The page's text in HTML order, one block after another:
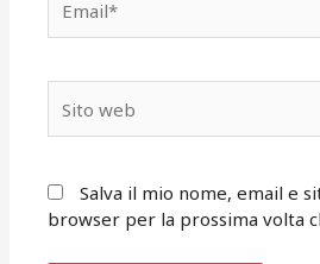
web
Salva il mio nome, email e
browser per la prossima volta